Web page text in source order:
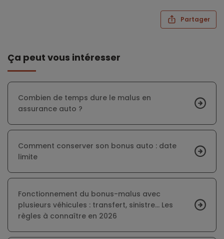
Partager
Ça peut vous intéresser
Combien de temps dure le malus en
assurance auto ?
Comment conserver son bonus auto : date
limite
Fonctionnement du bonus-malus avec
plusieurs véhicules : transfert, sinistre... Les
règles à connaître en 2026